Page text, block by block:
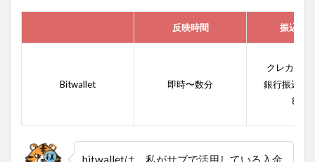
反映時間 振込手
Bitwallet 即時〜数分
クレカ入金
銀行振込入
8.5％